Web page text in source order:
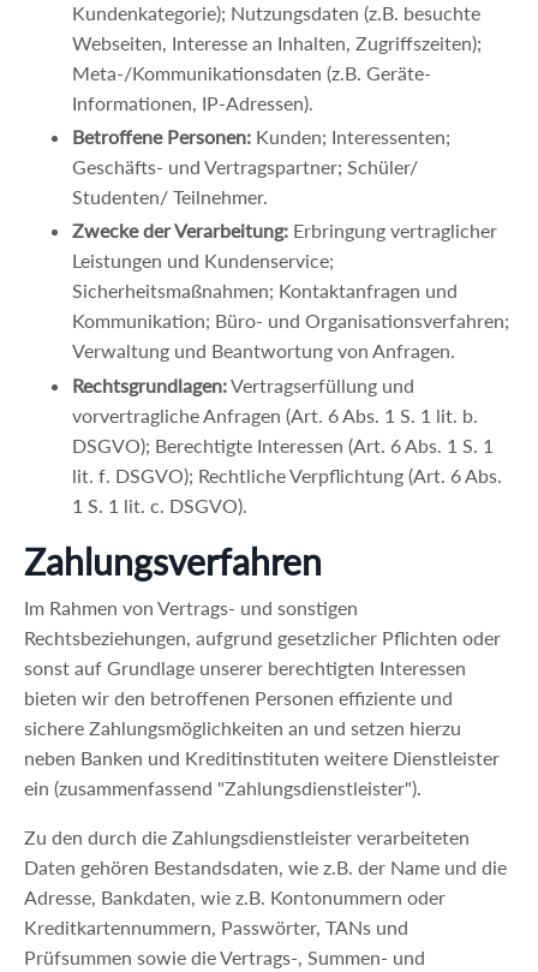
Kundenkategorie); Nutzungsdaten (z.B. besuchte
Webseiten, Interesse an Inhalten, Zugriffszeiten);
Meta-/Kommunikationsdaten (z.B. Geräte-
Informationen, IP-Adressen).
Betroffene Personen: Kunden; Interessenten;
Geschäfts- und Vertragspartner; Schüler/
Studenten/ Teilnehmer.
Zwecke der Verarbeitung: Erbringung vertraglicher
Leistungen und Kundenservice;
Sicherheitsmaßnahmen; Kontaktanfragen und
Kommunikation; Büro- und Organisationsverfahren;
Verwaltung und Beantwortung von Anfragen.
Rechtsgrundlagen:Vertragserfüllung und
vorvertragliche Anfragen (Art. 6 Abs. 1 S. 1 lit. b.
DSGVO); Berechtigte Interessen (Art. 6 Abs. 1 S. 1
lit. f. DSGVO); Rechtliche Verpflichtung (Art. 6 Abs.
1 S. 1 lit. c. DSGVO).
Zahlungsverfahren
Im Rahmen von Vertrags- und sonstigen
Rechtsbeziehungen, aufgrund gesetzlicher Pflichten oder
sonst auf Grundlage unserer berechtigten Interessen
bieten wir den betroffenen Personen effiziente und
sichere Zahlungsmöglichkeiten an und setzen hierzu
neben Banken und Kreditinstituten weitere Dienstleister
ein (zusammenfassend "Zahlungsdienstleister").
Zu den durch die Zahlungsdienstleister verarbeiteten
Daten gehören Bestandsdaten, wie z.B. der Name und die
Adresse, Bankdaten, wie z.B. Kontonummern oder
Kreditkartennummern, Passwörter, TANs und
Prüfsummen sowie die Vertrags-, Summen- und